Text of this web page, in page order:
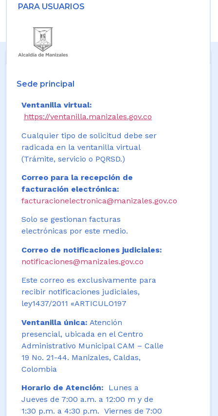
PARA USUARIOS
Sede principal
Ventanilla virtual:
https://ventanilla.manizales.gov.co
Cualquier tipo de solicitud debe ser
radicada en la ventanilla virtual
(Trámite, servicio o PQRSD.)
Correo para la recepción de
facturación electrónica:
facturacionelectronica@manizales.gov.co
Solo se gestionan facturas
electrónicas por este medio.
Correo de notificaciones judiciales:
notificaciones@manizales.gov.co
Este correo es exclusivamente para
recibir notificaciones judiciales,
ley1437/2011 «ARTICULO197
Ventanilla única: Atención
presencial, ubicada en el Centro
Administrativo Municipal CAM – Calle
19 No. 21-44. Manizales, Caldas,
Colombia
Horario de Atención:
Lunes a
Jueves de 7:00 a.m. a 12:00 m y de
1:30 p.m. a 4:30 p.m. Viernes de 7:00